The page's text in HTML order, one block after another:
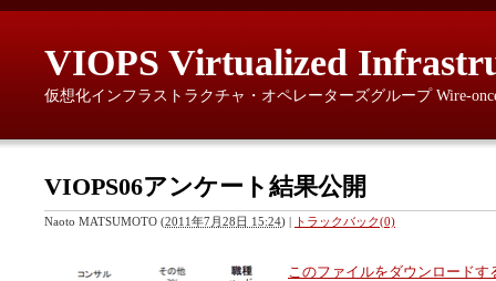
VIOPS Virtualized
仮想化インフラストラクチャ・オペレーターズグループ Wire-
VIOPS06アンケート結果公開
Naoto MATSUMOTO (2011年7月28日 15:24) | トラックバック(0)
このファイルをダウンロードす